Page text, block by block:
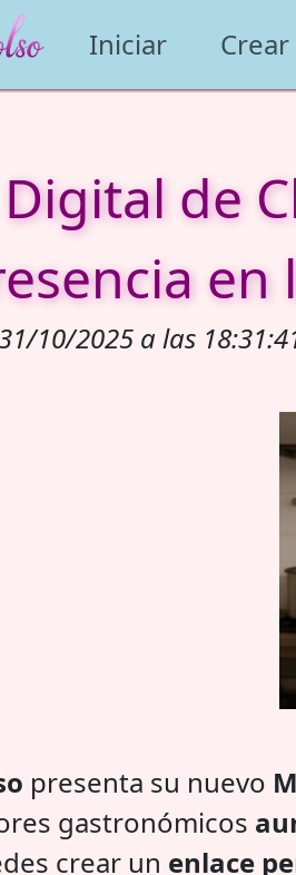
Iniciar
de
en
10/2025 a las
presenta su nuevo
gastronómicos
crear un enlace